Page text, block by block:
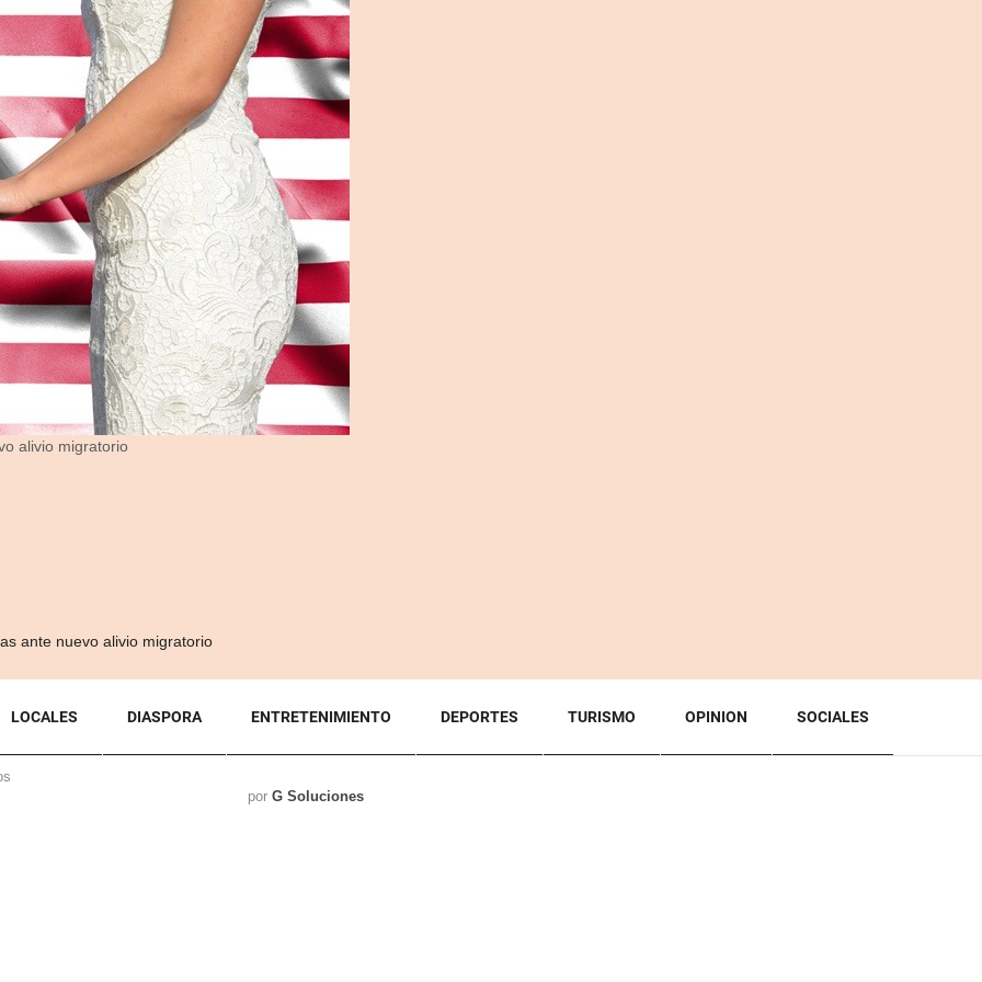
alivio migratorio
ante nuevo alivio migratorio
LOCALES DIASPORA ENTRETENIMIENTO DEPORTES TURISMO OPINION SOCIALES
por G Soluciones